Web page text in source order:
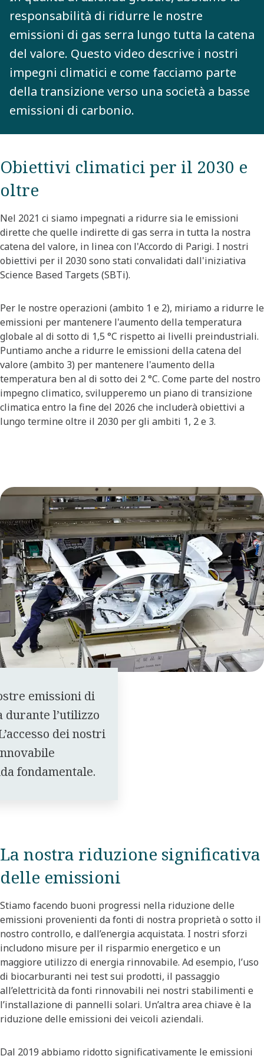
responsabilità di ridurre le nostre
emissioni di gas serra lungo tutta la catena
del valore. Questo video descrive i nostri
impegni climatici e come facciamo parte
della transizione verso una società a basse
emissioni di carbonio.
Obiettivi climatici per il 2030 e
oltre
Nel 2021 ci siamo impegnati a ridurre sia le emissioni
dirette che quelle indirette di gas serra in tutta la nostra
catena del valore, in linea con l'Accordo di Parigi. I nostri
obiettivi per il 2030 sono stati convalidati dall'iniziativa
Science Based Targets (SBTi).
Per le nostre operazioni (ambito 1 e 2), miriamo a ridurre le
emissioni per mantenere l'aumento della temperatura
globale al di sotto di 1,5 °C rispetto ai livelli preindustriali.
Puntiamo anche a ridurre le emissioni della catena del
valore (ambito 3) per mantenere l'aumento della
temperatura ben al di sotto dei 2 °C. Come parte del nostro
impegno climatico, svilupperemo un piano di transizione
climatica entro la fine del 2026 che includerà obiettivi a
lungo termine oltre il 2030 per gli ambiti 1, 2 e 3.
emissioni di
l’utilizzo
dei nostri
fondamentale.
La nostra riduzione significativa
delle emissioni
Stiamo facendo buoni progressi nella riduzione delle
emissioni provenienti da fonti di nostra proprietà o sotto il
nostro controllo, e dall’energia acquistata. I nostri sforzi
includono misure per il risparmio energetico e un
maggiore utilizzo di energia rinnovabile. Ad esempio, l’uso
di biocarburanti nei test sui prodotti, il passaggio
all’elettricità da fonti rinnovabili nei nostri stabilimenti e
l’installazione di pannelli solari. Un’altra area chiave è la
riduzione delle emissioni dei veicoli aziendali.
Dal 2019 abbiamo ridotto significativamente le emissioni